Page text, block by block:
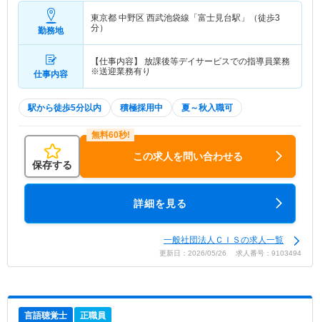
勤務地
東京都 中野区 西武池袋線「富士見台駅」（徒歩3
分）
仕事内容
【仕事内容】 放課後等デイサービスでの指導員業務
※送迎業務有り
駅から徒歩5分以内 積極採用中 夏～秋入職可
保存する
この求人を問い合わせる
詳細を見る
一般社団法人ＣＩＳの求人一覧
更新日：2026/05/26 求人番号：9103494
言語聴覚士 正職員